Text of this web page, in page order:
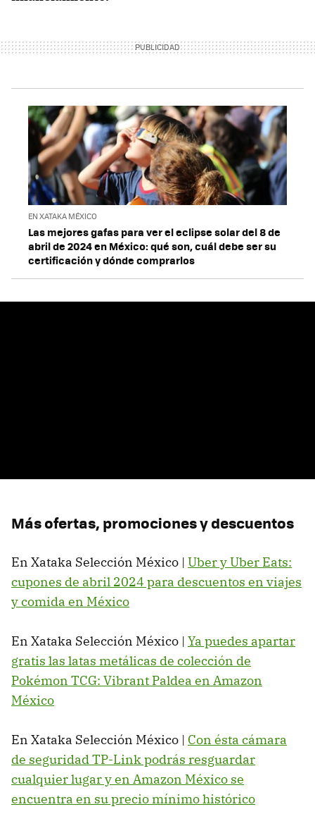
EN XATAKA MÉXICO
Las mejores gafas para ver el eclipse solar del 8 de
abril de 2024 en México: qué son, cuál debe ser su
certificación y dónde comprarlos
Más ofertas, promociones y descuentos
En Xataka Selección México | Uber y Uber Eats:
cupones de abril 2024 para descuentos en viajes
y comida en México
En Xataka Selección México | Ya puedes apartar
gratis las latas metálicas de colección de
Pokémon TCG: Vibrant Paldea en Amazon
México
En Xataka Selección México | Con ésta cámara
de seguridad TP-Link podrás resguardar
cualquier lugar y en Amazon México se
encuentra en su precio mínimo histórico